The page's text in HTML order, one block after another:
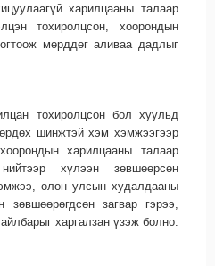
харилцааны талаар
тохиролцсон, хоорондын
мөрддөг аливаа дадлыг
тохиролцсон бол хуульд
шинжтэй хэм хэмжээгээр
харилцааны талаар
хүлээн зөвшөөрсөн
олон улсын худалдааны
зөвшөөрөгдсөн загвар гэрээ,
харгалзан үзэж болно.